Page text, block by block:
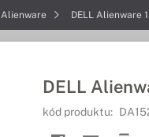
Alienware DELL Alienware
DELL
kód produktu: